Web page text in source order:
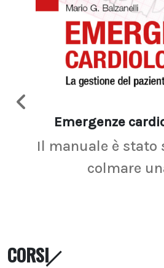
Emergenze
Il manuale è stato
colmare
CORSI